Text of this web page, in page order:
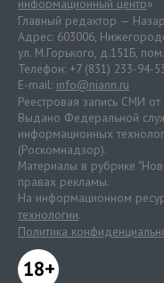
информационный центр»
Главный редактор —
Адрес: 603006,
ул. М.Горького, д.151Б,
Телефон: +7 (831) 233-94-
E-mail: info@niann.ru
Реестровая запись СМИ
Выдано Федеральной
информационных
(Роскомнадзор).
Материалы в рубрике
правах рекламы.
На информационном
технологии.
Политика
18+